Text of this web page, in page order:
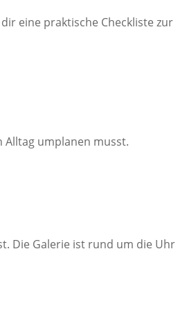
eine praktische Checkliste zur
Alltag umplanen musst.
Die Galerie ist rund um die Uhr